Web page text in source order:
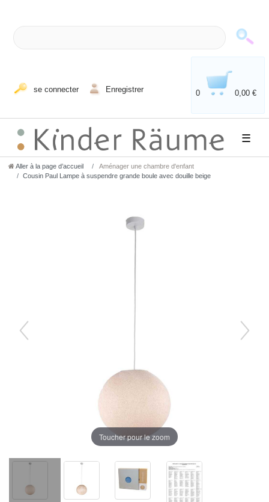
se connecter Enregistrer 0 0,00 €
☰
Aller à la page d’accueil
Aménager une chambre d'enfant
Cousin Paul Lampe à suspendre grande boule avec douille beige
Toucher pour le zoom